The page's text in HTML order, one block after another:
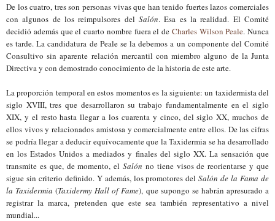
De los cuatro, tres son personas vivas que han tenido fuertes lazos comerciales
con algunos de los reimpulsores del Salón.Esa es la realidad. El Comité
decidió además que el cuarto nombre fuera el de Charles Wilson Peale. Nunca
es tarde.La candidatura de Peale se la debemos a un componente del Comité
Consultivo sin aparente relación mercantil con miembro alguno de la Junta
Directiva y con demostrado conocimiento de la historia de este arte.
La proporción temporal en estos momentos es la siguiente: un taxidermista del
siglo XVIII, tres que desarrollaron su trabajo fundamentalmente en el siglo
XIX, y el resto hasta llegar a los cuarenta y cinco, del siglo XX, muchos de
ellos vivos y relacionados amistosa y comercialmente entre ellos. De las cifras
se podría llegar a deducir equívocamente que la Taxidermia se ha desarrollado
en los Estados Unidos a mediados y finales del siglo XX. La sensación que
transmite es que, de momento, elSalón no tiene visos de reorientarse y que
sigue sin criterio definido. Y además, los promotores delSalón de la Fama de
la Taxidermia (Taxidermy Hall of Fame), que supongo se habrán apresurado a
registrar la marca, pretenden que este sea también representativo a nivel
mundial...